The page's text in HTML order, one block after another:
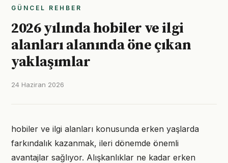
GÜNCEL REHBER
2026 yılında hobiler ve ilgi
alanları alanında öne çıkan
yaklaşımlar
24 Haziran 2026
hobiler ve ilgi alanları konusunda erken yaşlarda
farkındalık kazanmak, ileri dönemde önemli
avantajlar sağlıyor. Alışkanlıklar ne kadar erken